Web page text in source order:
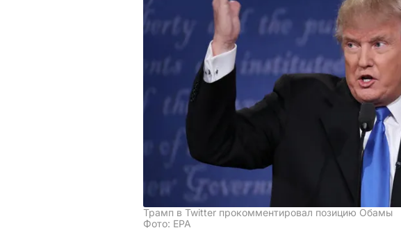
Трамп в Twitter прокомментировал позицию Обамы
Фото: ЕРА